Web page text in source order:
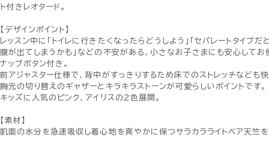
ト付きレオタード。
【デザインポイント】
レッスン中に「トイレに行きたくなったらどうしよう」「セパレートタイプ
腹が出てしまうかも」などの不安がある、小さなお子さまにも安心して
ナップボタン付き。
前アジャスター仕様で、背中がすっきりするため床でのストレッチなども快
胸元の切り替えのギャザーとキラキラストーンが可愛らしいポイントです。
キッズに人気のピンク、アイリスの２色展開。
【素材】
肌面の水分を急速吸収し着心地を爽やかに保つサラカラライトベア天竺を